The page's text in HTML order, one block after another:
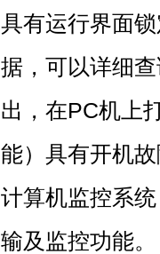
具有运行界面锁
据，可以详细
出，在PC机
能）具有开机故
计算机监控系统
输及监控功能。